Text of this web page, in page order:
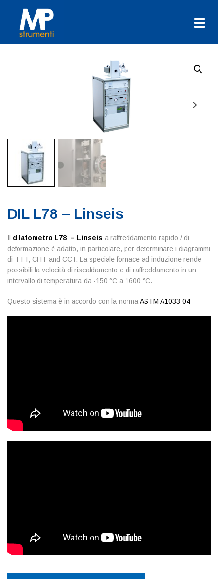
DIL L78 – Linseis
Il dilatometro L78 – Linseis a raffreddamento rapido / di
deformazione è adatto, in particolare, per determinare i diagrammi
di TTT, CHT and CCT. La speciale fornace ad induzione rende
possibili la velocità di riscaldamento e di raffreddamento in un
intervallo di temperatura da -150 °C a 1600 °C.
Questo sistema è in accordo con la norma ASTM A1033-04